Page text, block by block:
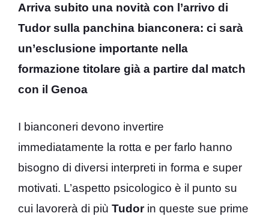
Arriva subito una novità con l’arrivo di
Tudor sulla panchina bianconera: ci sarà
un’esclusione importante nella
formazione titolare già a partire dal match
con il Genoa
I bianconeri devono invertire
immediatamente la rotta e per farlo hanno
bisogno di diversi interpreti in forma e super
motivati. L’aspetto psicologico è il punto su
cui lavorerà di più Tudorin queste sue prime